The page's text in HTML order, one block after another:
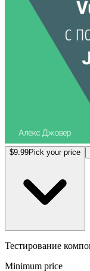
$9.99Pick your price
Тестирование
Minimum price